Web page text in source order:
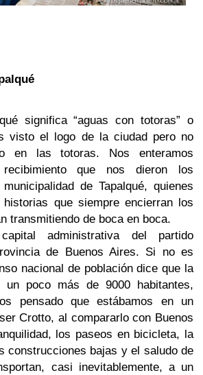
significa “aguas con totoras” o
visto el logo de la ciudad pero no
en las totoras. Nos enteramos
que nos dieron los
de Tapalqué, quienes
que siempre encierran los
transmitiendo de boca en boca.
administrativa del partido
de Buenos Aires. Si no es
nacional de población dice que la
un poco más de 9000 habitantes,
pensado que estábamos en un
Crotto, al compararlo con Buenos
los paseos en bicicleta, la
construcciones bajas y el saludo de
casi inevitablemente, a un